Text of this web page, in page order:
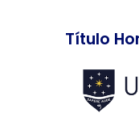
Título